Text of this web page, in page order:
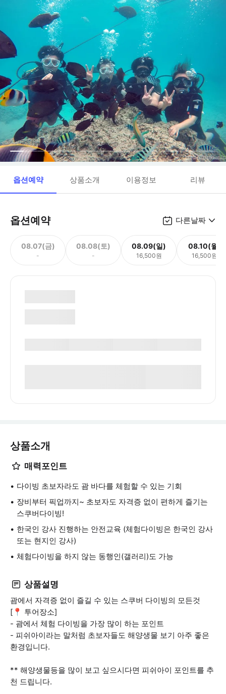
옵션예약 상품소개 이용정보 리뷰
옵션예약 다른날짜
08.07(금)
-
08.08(토)
-
08.09(일)
16,500원
08.10(월)
16,500원
상품소개
매력포인트
다이빙 초보자라도 괌 바다를 체험할 수 있는 기회
장비부터 픽업까지~ 초보자도 자격증 없이 편하게 즐기는
스쿠버다이빙!
한국인 강사 진행하는 안전교육 (체험다이빙은 한국인 강사
또는 현지인 강사)
체험다이빙을 하지 않는 동행인(갤러리)도 가능
상품설명
괌에서 자격증 없이 즐길 수 있는 스쿠버 다이빙의 모든것
[📍 투어장소]
- 괌에서 체험 다이빙을 가장 많이 하는 포인트
- 피쉬아이라는 말처럼 초보자들도 해양생물 보기 아주 좋은
환경입니다.
** 해양생물등을 많이 보고 싶으시다면 피쉬아이 포인트를 추
천 드립니다.